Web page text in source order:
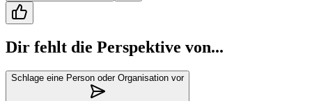
Dir fehlt die Perspektive von...
Schlage eine Person oder Organisation vor